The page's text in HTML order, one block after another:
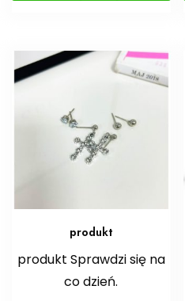
produkt
produkt Sprawdzi się na
co dzień.